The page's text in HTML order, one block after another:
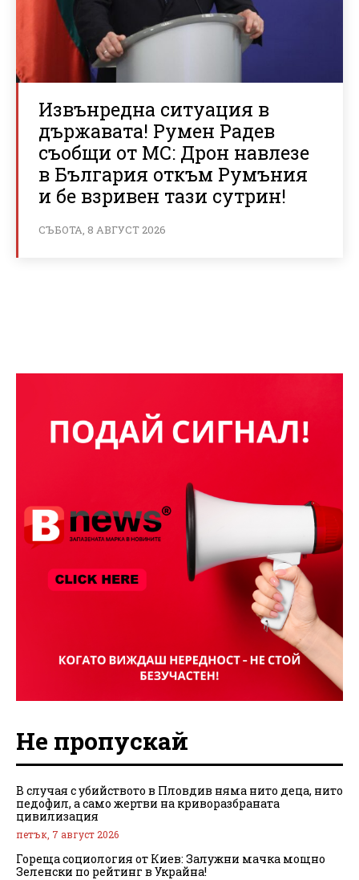
Извънредна ситуация в
държавата! Румен Радев
съобщи от МС: Дрон навлезе
в България откъм Румъния
и бе взривен тази сутрин!
СЪБОТА, 8 АВГУСТ 2026
Не пропускай
В случая с убийството в Пловдив няма нито деца, нито
педофил, а само жертви на криворазбраната
цивилизация
петък, 7 август 2026
Гореща социология от Киев: Залужни мачка мощно
Зеленски по рейтинг в Украйна!